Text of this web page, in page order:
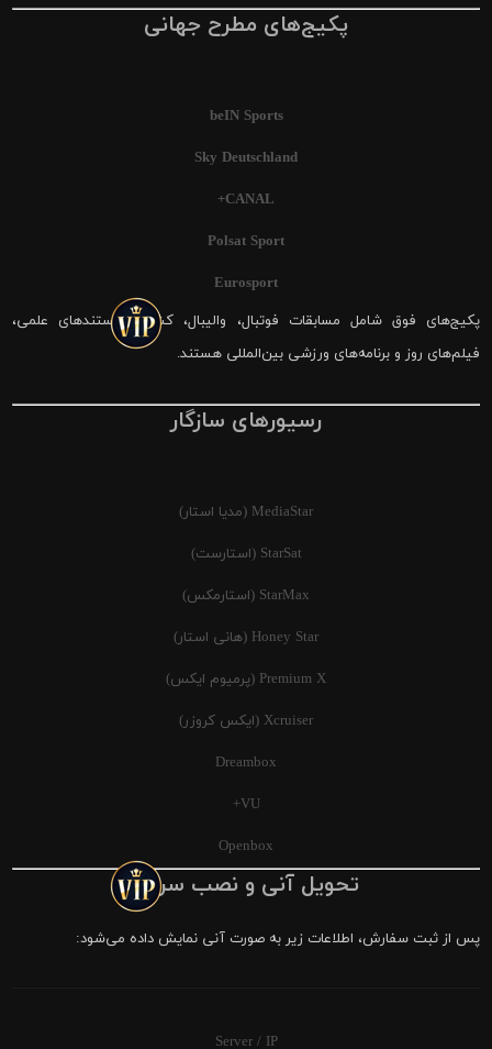
پکیج‌های مطرح جهانی
beIN Sports
Sky Deutschland
CANAL+
Polsat Sport
Eurosport
پکیج‌های فوق شامل مسابقات فوتبال، والیبال، کشتی، مستندهای علمی،
فیلم‌های روز و برنامه‌های ورزشی بین‌المللی هستند.
رسیورهای سازگار
MediaStar (مدیا استار)
StarSat (استارست)
StarMax (استارمکس)
Honey Star (هانی استار)
Premium X (پرمیوم ایکس)
Xcruiser (ایکس کروزر)
Dreambox
VU+
Openbox
تحویل آنی و نصب سریع
پس از ثبت سفارش، اطلاعات زیر به صورت آنی نمایش داده می‌شود:
Server / IP